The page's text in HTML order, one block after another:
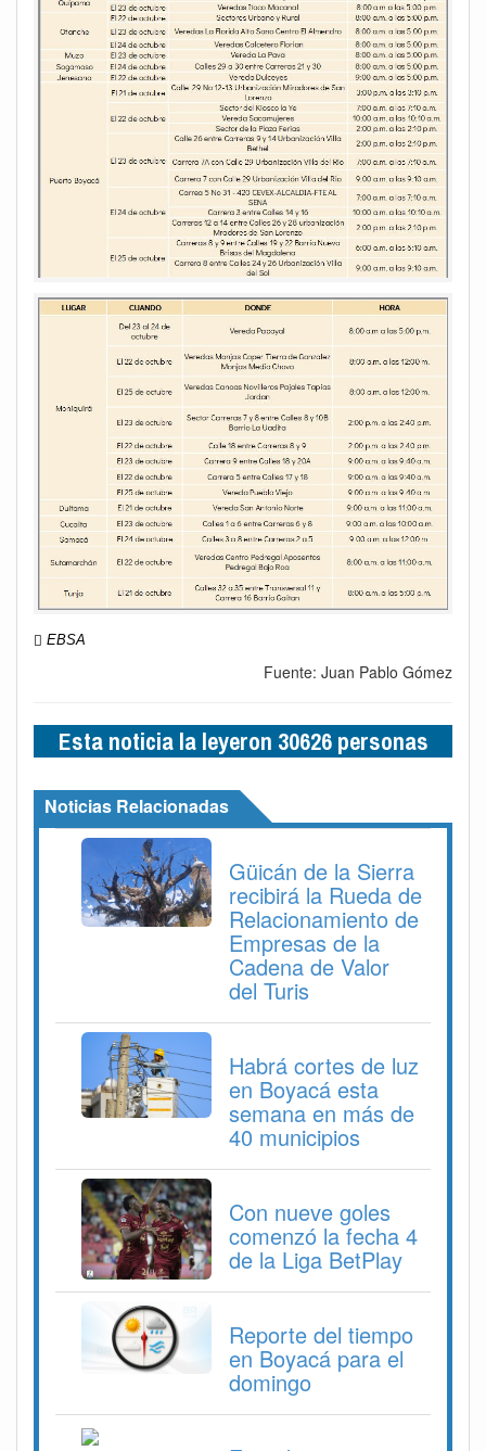
EBSA
Fuente: Juan Pablo Gómez
Esta noticia la leyeron 30626 personas
Noticias Relacionadas
Güicán de la Sierra
recibirá la Rueda de
Relacionamiento de
Empresas de la
Cadena de Valor
del Turis
Habrá cortes de luz
en Boyacá esta
semana en más de
40 municipios
Con nueve goles
comenzó la fecha 4
de la Liga BetPlay
Reporte del tiempo
en Boyacá para el
domingo